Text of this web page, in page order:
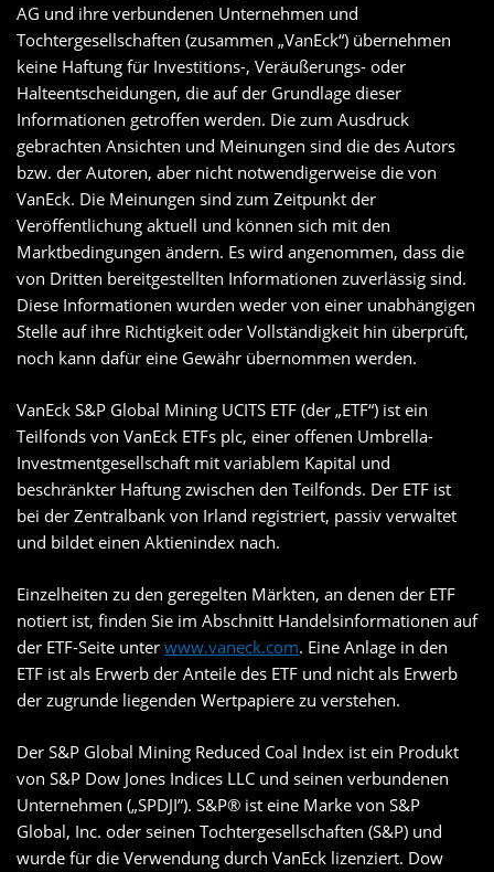
AG und ihre verbundenen Unternehmen und
Tochtergesellschaften (zusammen „VanEck“) übernehmen
keine Haftung für Investitions-, Veräußerungs- oder
Halteentscheidungen, die auf der Grundlage dieser
Informationen getroffen werden. Die zum Ausdruck
gebrachten Ansichten und Meinungen sind die des Autors
bzw. der Autoren, aber nicht notwendigerweise die von
VanEck. Die Meinungen sind zum Zeitpunkt der
Veröffentlichung aktuell und können sich mit den
Marktbedingungen ändern. Es wird angenommen, dass die
von Dritten bereitgestellten Informationen zuverlässig sind.
Diese Informationen wurden weder von einer unabhängigen
Stelle auf ihre Richtigkeit oder Vollständigkeit hin überprüft,
noch kann dafür eine Gewähr übernommen werden.
VanEck S&P Global Mining UCITS ETF (der „ETF“) ist ein
Teilfonds von VanEck ETFs plc, einer offenen Umbrella-
Investmentgesellschaft mit variablem Kapital und
beschränkter Haftung zwischen den Teilfonds. Der ETF ist
bei der Zentralbank von Irland registriert, passiv verwaltet
und bildet einen Aktienindex nach.
Einzelheiten zu den geregelten Märkten, an denen der ETF
notiert ist, finden Sie im Abschnitt Handelsinformationen auf
der ETF-Seite unter www.vaneck.com. Eine Anlage in den
ETF ist als Erwerb der Anteile des ETF und nicht als Erwerb
der zugrunde liegenden Wertpapiere zu verstehen.
Der S&P Global Mining Reduced Coal Index ist ein Produkt
von S&P Dow Jones Indices LLC und seinen verbundenen
Unternehmen („SPDJI”). S&P® ist eine Marke von S&P
Global, Inc. oder seinen Tochtergesellschaften (S&P) und
wurde für die Verwendung durch VanEck lizenziert. Dow